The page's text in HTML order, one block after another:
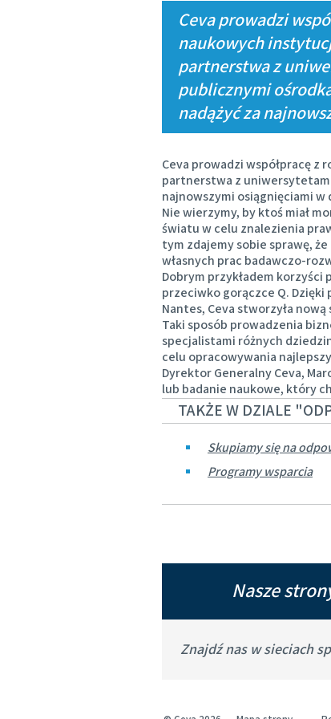
Ceva prowadzi
naukowych
partnerstwa z
publicznymi
nadążyć za
Ceva prowadzi współpracę
partnerstwa z
najnowszymi osiągnięciami
Nie wierzymy, by ktoś miał
światu w celu znalezienia
tym zdajemy sobie sprawę,
własnych prac badawczo-
Dobrym przykładem
przeciwko gorączce Q.
Nantes, Ceva stworzyła
Taki sposób prowadzenia
specjalistami różnych
celu opracowywania
Dyrektor Generalny Ceva,
lub badanie naukowe, który
TAKŻE W DZIALE
Skupiamy się na
Programy wsparcia
Nasze
Znajdź nas w sieciach